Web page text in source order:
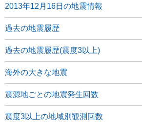
2013年12月16日の地震情報
過去の地震履歴
過去の地震履歴(震度3以上)
海外の大きな地震
震源地ごとの地震発生回数
震度3以上の地域別観測回数